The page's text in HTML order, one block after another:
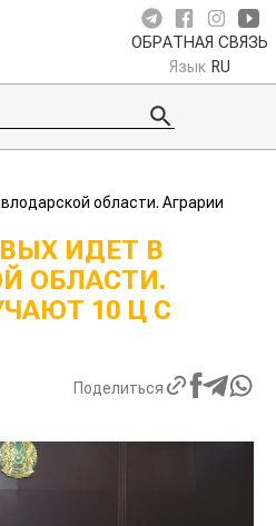
ОБРАТНАЯ СВЯЗЬ
Язык RU
области. Аграрии
ИДЕТ В
ОБЛАСТИ.
10 Ц С
Поделиться